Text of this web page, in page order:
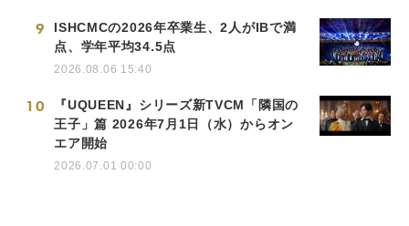
9
ISHCMCの2026年卒業生、2人がIBで満
点、学年平均34.5点
2026.08.06 15:40
10
『UQUEEN』シリーズ新TVCM「隣国の
王子」篇 2026年7月1日（水）からオン
エア開始
2026.07.01 00:00